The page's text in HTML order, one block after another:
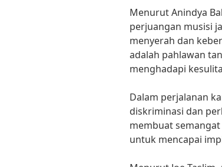
Menurut Anindya
perjuangan musisi
menyerah dan
adalah pahlawan
menghadapi
Dalam perjalanan
diskriminasi dan
membuat
untuk mencapai